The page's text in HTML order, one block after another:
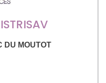
DU MOUTOT